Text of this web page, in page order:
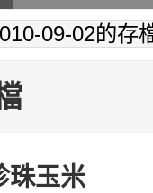
09-02的存
珠玉米